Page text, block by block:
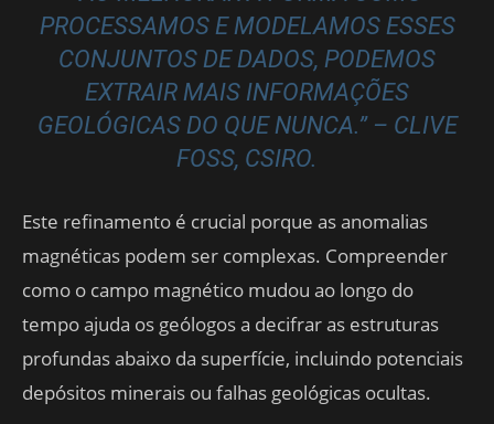
PROCESSAMOS E MODELAMOS ESSES
CONJUNTOS DE DADOS, PODEMOS
EXTRAIR MAIS INFORMAÇÕES
GEOLÓGICAS DO QUE NUNCA.” – CLIVE
FOSS, CSIRO.
Este refinamento é crucial porque as anomalias
magnéticas podem ser complexas. Compreender
como o campo magnético mudou ao longo do
tempo ajuda os geólogos a decifrar as estruturas
profundas abaixo da superfície, incluindo potenciais
depósitos minerais ou falhas geológicas ocultas.